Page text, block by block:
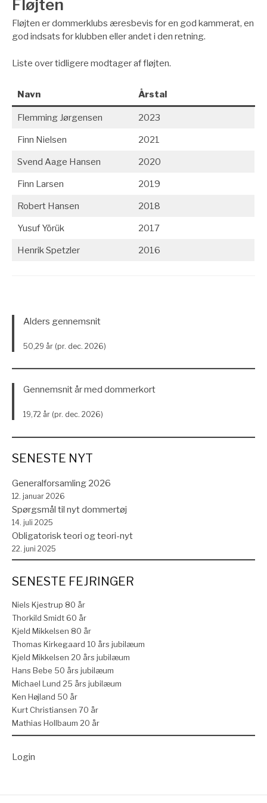
Fløjten
Fløjten er dommerklubs æresbevis for en god kammerat, en
god indsats for klubben eller andet i den retning.
Liste over tidligere modtager af fløjten.
Navn Årstal
Flemming Jørgensen 2023
Finn Nielsen 2021
Svend Aage Hansen 2020
Finn Larsen 2019
Robert Hansen 2018
Yusuf Yörük 2017
Henrik Spetzler 2016
Alders gennemsnit
50,29 år (pr. dec. 2026)
Gennemsnit år med dommerkort
19,72 år (pr. dec. 2026)
SENESTE NYT
Generalforsamling 2026
12. januar 2026
Spørgsmål til nyt dommertøj
14. juli 2025
Obligatorisk teori og teori-nyt
22. juni 2025
SENESTE FEJRINGER
Niels Kjestrup 80 år
Thorkild Smidt 60 år
Kjeld Mikkelsen 80 år
Thomas Kirkegaard 10 års jubilæum
Kjeld Mikkelsen 20 års jubilæum
Hans Bebe 50 års jubilæum
Michael Lund 25 års jubilæum
Ken Højland 50 år
Kurt Christiansen 70 år
Mathias Hollbaum 20 år
Login